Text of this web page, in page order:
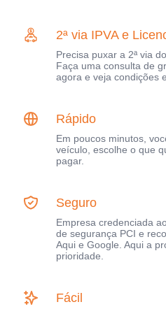
2ª via IPVA e
Precisa puxar a 2ª via
Faça uma consulta de
agora e veja condições
Rápido
Em poucos minutos,
veículo, escolhe o que
pagar.
Seguro
Empresa credenciada
de segurança PCI e
Aqui e Google. Aqui a
prioridade.
Fácil